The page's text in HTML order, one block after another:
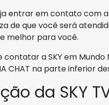
entrar em contato com
de que você será
melhor para você.
a SKY em
CHAT na parte inferior
da SKY